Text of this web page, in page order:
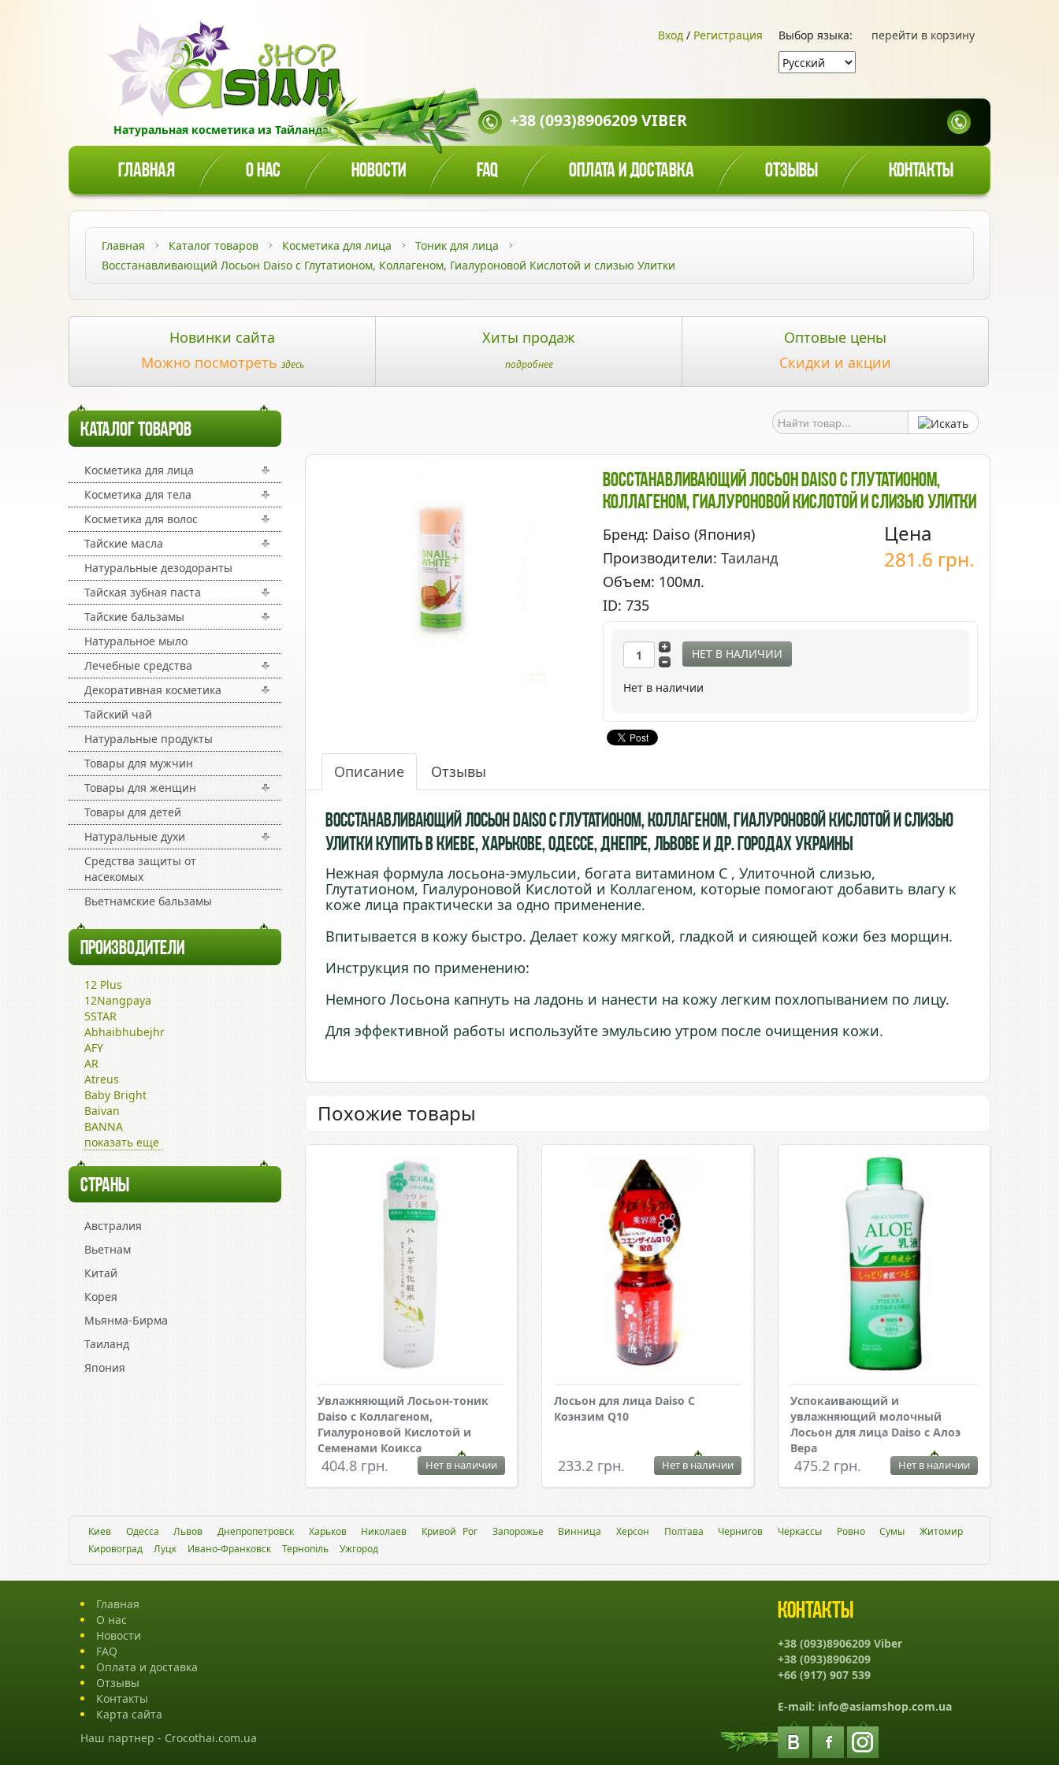
Натуральная косметика из Тайланда!
перейти в корзину
Выбор языка:
Вход / Регистрация
+38 (093)8906209 VIBER
ГЛАВНАЯ О НАС НОВОСТИ FAQ ОПЛАТА И ДОСТАВКА ОТЗЫВЫ КОНТАКТЫ
Главная Каталог товаров Косметика для лица
Тоник для лица
Восстанавливающий Лосьон Daiso с Глутатионом, Коллагеном, Гиалуроновой Кислотой и слизью Улитки
Новинки сайта
Можно посмотреть здесь
Хиты продаж
подробнее
Оптовые цены
Скидки и акции
КАТАЛОГ ТОВАРОВ
Косметика для лица
Косметика для тела
Косметика для волос
Тайские масла
Натуральные дезодоранты
Тайская зубная паста
Тайские бальзамы
Натуральное мыло
Лечебные средства
Декоративная косметика
Тайский чай
Натуральные продукты
Товары для мужчин
Товары для женщин
Товары для детей
Натуральные духи
Средства защиты от
насекомых
Вьетнамские бальзамы
ПРОИЗВОДИТЕЛИ
12 Plus
12Nangpaya
5STAR
Abhaibhubejhr
AFY
AR
Atreus
Baby Bright
Baivan
BANNA
показать еще
СТРАНЫ
Австралия
Вьетнам
Китай
Корея
Мьянма-Бирма
Таиланд
Япония
Восстанавливающий Лосьон Daiso С Глутатионом,
Коллагеном, Гиалуроновой Кислотой И Слизью Улитки
Бренд: Daiso (Япония)
Производители: Таиланд
Объем: 100мл.
ID: 735
Цена
281.6 грн.
НЕТ В НАЛИЧИИ
Нет в наличии
Описание Отзывы
Восстанавливающий Лосьон Daiso с Глутатионом, Коллагеном, Гиалуроновой Кислотой и слизью
Улитки купить в Киеве, Харькове, Одессе, Днепре, Львове и др. городах Украины
Нежная формула лосьона-эмульсии, богата витамином С , Улиточной слизью,
Глутатионом, Гиалуроновой Кислотой и Коллагеном, которые помогают добавить влагу к
коже лица практически за одно применение.
Впитывается в кожу быстро. Делает кожу мягкой, гладкой и сияющей кожи без морщин.
Инструкция по применению:
Немного Лосьона капнуть на ладонь и нанести на кожу легким похлопыванием по лицу.
Для эффективной работы используйте эмульсию утром после очищения кожи.
Похожие товары
Увлажняющий Лосьон-тоник
Daiso с Коллагеном,
Гиалуроновой Кислотой и
Семенами Коикса
404.8 грн. Нет в наличии
Лосьон для лица Daiso С
Коэнзим Q10
233.2 грн. Нет в наличии
Успокаивающий и
увлажняющий молочный
Лосьон для лица Daiso с Алоэ
Вера
475.2 грн. Нет в наличии
Киев Одесса Львов Днепропетровск Харьков Николаев Кривой Рог Запорожье Винница Херсон Полтава Чернигов Черкассы Ровно Сумы
Житомир
Кировоград
Луцк Ивано-Франковск Тернопіль Ужгород
Главная
О нас
Новости
FAQ
Оплата и доставка
Отзывы
Контакты
Карта сайта
Наш партнер - Crocothai.com.ua
Контакты
+38 (093)8906209 Viber
+38 (093)8906209
+66 (917) 907 539
E-mail: info@asiamshop.com.ua